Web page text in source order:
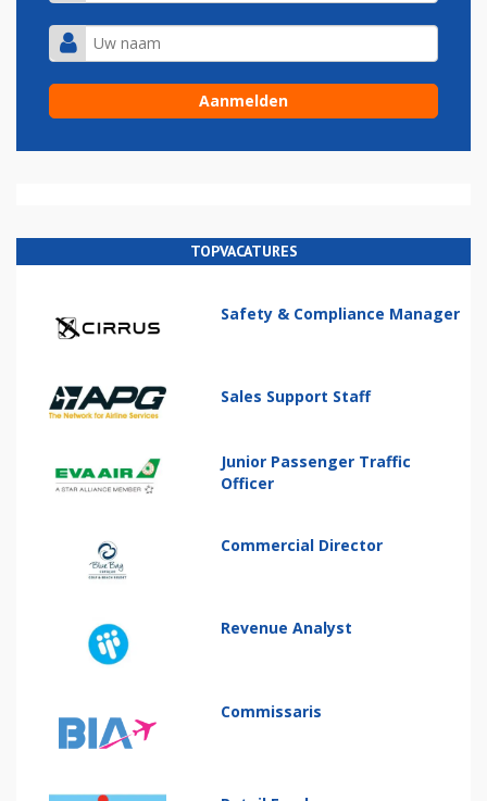
TOPVACATURES
Safety & Compliance Manager
Sales Support Staff
Junior Passenger Traffic
Officer
Commercial Director
Revenue Analyst
Commissaris